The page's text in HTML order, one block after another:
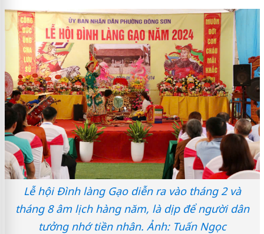
Lễ hội Đình làng Gạo diễn ra vào tháng 2 và
tháng 8 âm lịch hàng năm, là dịp để người dân
tưởng nhớ tiền nhân. Ảnh: Tuấn Ngọc